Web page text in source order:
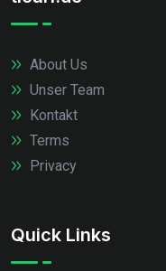
About Us
Unser Team
Kontakt
Terms
Privacy
Quick Links